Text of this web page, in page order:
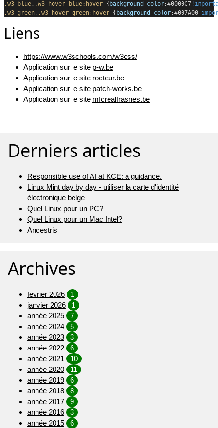
.w3-blue, .w3-hover-blue:hover { background-color:#0000C7
.w3-green, .w3-hover-green:hover { background-color:#007A00
Liens
https://www.w3schools.com/w3css/
Application sur le site p-w.be
Application sur le site rocteur.be
Application sur le site patch-works.be
Application sur le site mfcrealfrasnes.be
Derniers articles
Responsible use of AI at KCE: a guidance.
Linux Mint day by day - utiliser la carte d'identité
électronique belge
Quel Linux pour un PC?
Quel Linux pour un Mac Intel?
Ancestris
Archives
février 2026
1
janvier 2026
1
année 2025
7
année 2024
5
année 2023
3
année 2022
6
année 2021
10
année 2020
11
année 2019
6
année 2018
8
année 2017
9
année 2016
3
année 2015
6